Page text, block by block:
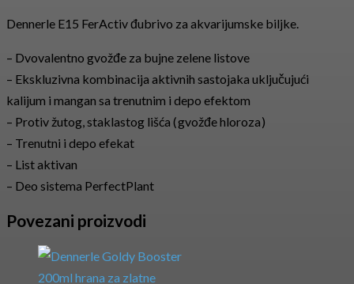
Dennerle E15 FerActiv đubrivo za akvarijumske biljke.
– Dvovalentno gvožđe za bujne zelene listove
– Ekskluzivna kombinacija aktivnih sastojaka uključujući
kalijum i mangan sa trenutnim i depo efektom
– Protiv žutog, staklastog lišća ( gvožđe hloroza )
– Trenutni i depo efekat
– List aktivan
– Deo sistema PerfectPlant
Povezani proizvodi